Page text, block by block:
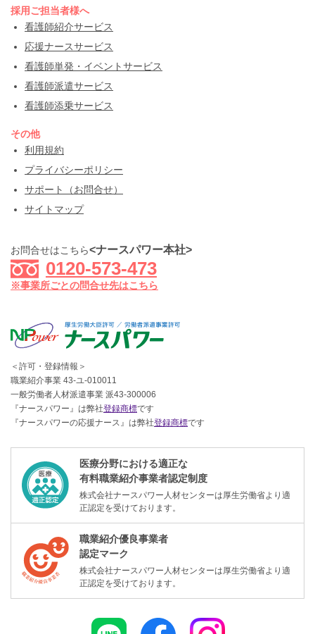
採用ご担当者様へ
看護師紹介サービス
応援ナースサービス
看護師単発・イベントサービス
看護師派遣サービス
看護師添乗サービス
その他
利用規約
プライバシーポリシー
サポート（お問合せ）
サイトマップ
お問合せはこちら<ナースパワー本社>
0120-573-473
※事業所ごとの問合せ先はこちら
＜許可・登録情報＞
職業紹介事業 43-ユ-010011
一般労働者人材派遣事業 派43-300006
『ナースパワー』は弊社登録商標です
『ナースパワーの応援ナース』は弊社登録商標です
医療分野における適正な
有料職業紹介事業者認定制度
株式会社ナースパワー人材センターは厚生労働省より適
正認定を受けております。
職業紹介優良事業者
認定マーク
株式会社ナースパワー人材センターは厚生労働省より適
正認定を受けております。